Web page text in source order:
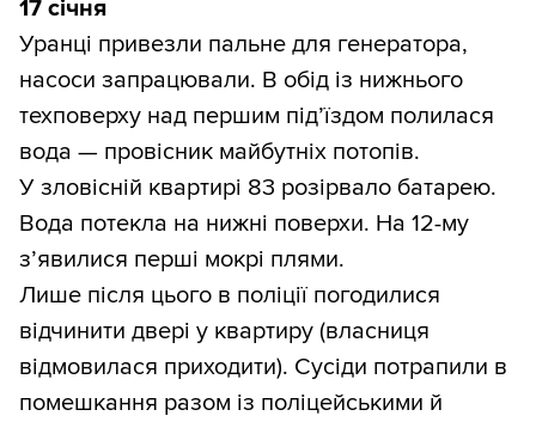
17 січня
Уранці привезли пальне для генератора,
насоси запрацювали. В обід із нижнього
техповерху над першим під’їздом полилася
вода — провісник майбутніх потопів.
У зловісній квартирі 83 розірвало батарею.
Вода потекла на нижні поверхи. На 12-му
з’явилися перші мокрі плями.
Лише після цього в поліції погодилися
відчинити двері у квартиру (власниця
відмовилася приходити). Сусіди потрапили в
помешкання разом із поліцейськими й